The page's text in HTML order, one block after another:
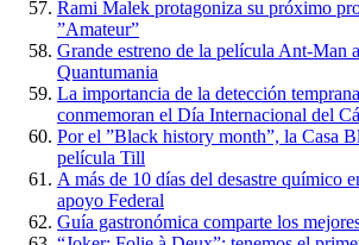
Rami Malek protagoniza su próximo
”Amateur”
Grande estreno de la película Ant-Man
Quantumania
La importancia de la detección
conmemoran el Día Internacional del
Por el ”Black history month”, la Casa
película Till
A más de 10 días del desastre químico
apoyo Federal
Guía gastronómica comparte los